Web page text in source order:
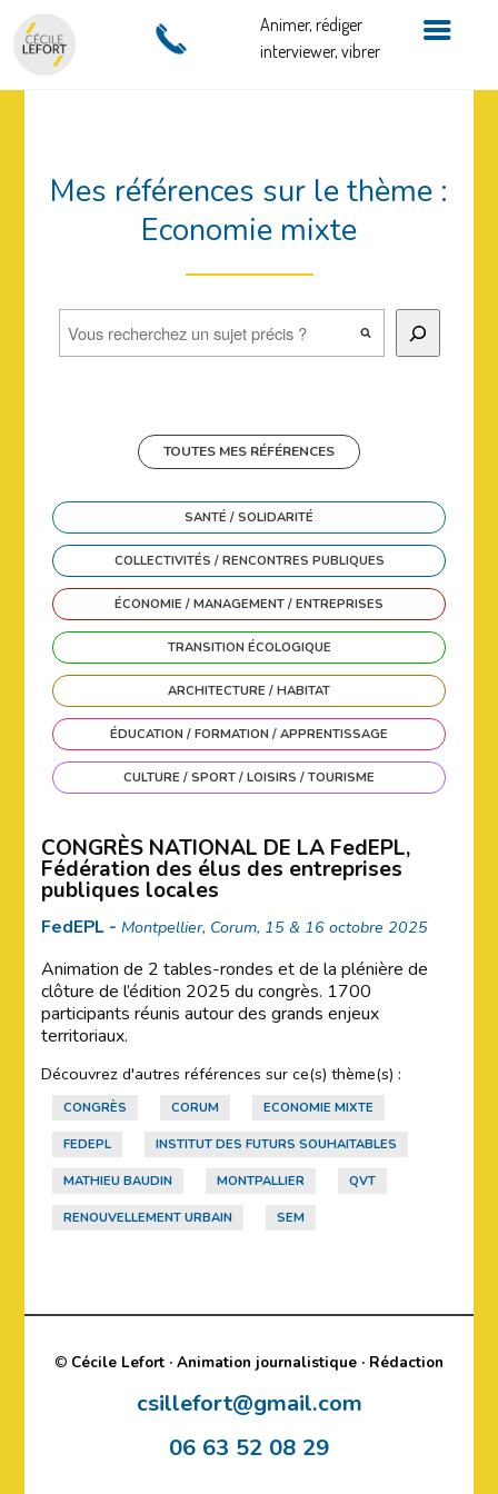
Mes références sur le thème :
Economie mixte
Rechercher
TOUTES MES RÉFÉRENCES
SANTÉ / SOLIDARITÉ
COLLECTIVITÉS / RENCONTRES PUBLIQUES
ÉCONOMIE / MANAGEMENT / ENTREPRISES
TRANSITION ÉCOLOGIQUE
ARCHITECTURE / HABITAT
ÉDUCATION / FORMATION / APPRENTISSAGE
CULTURE / SPORT / LOISIRS / TOURISME
CONGRÈS NATIONAL DE LA FedEPL,
Fédération des élus des entreprises
publiques locales
FedEPL - Montpellier, Corum, 15 & 16 octobre 2025
Animation de 2 tables-rondes et de la plénière de
clôture de l’édition 2025 du congrès. 1700
participants réunis autour des grands enjeux
territoriaux.
Découvrez d'autres références sur ce(s) thème(s) :
CONGRÈS CORUM ECONOMIE MIXTE
FEDEPL INSTITUT DES FUTURS SOUHAITABLES
MATHIEU BAUDIN MONTPALLIER QVT
RENOUVELLEMENT URBAIN SEM
© Cécile Lefort · Animation journalistique · Rédaction
csillefort@gmail.com
06 63 52 08 29
Animer, rédiger
interviewer, vibrer